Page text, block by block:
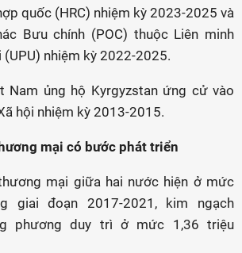
quốc (HRC) nhiệm kỳ 2023-2025 và
Bưu chính (POC) thuộc Liên minh
nhiệm kỳ 2022-2025.
Nam ủng hộ Kyrgyzstan ứng cử vào
hội nhiệm kỳ 2013-2015.
mại có bước phát triển
mại giữa hai nước hiện ở mức
giai đoạn 2017-2021, kim ngạch
phương duy trì ở mức 1,36 triệu